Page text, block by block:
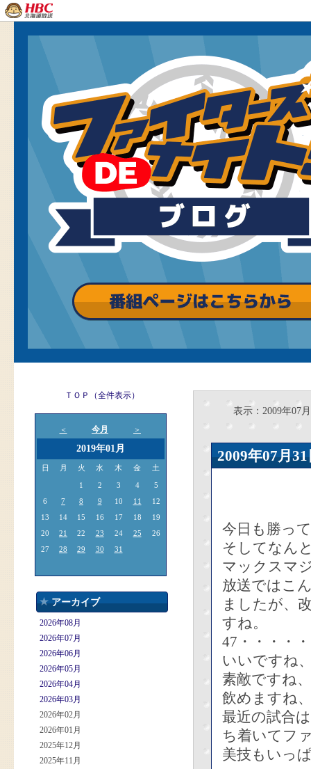
ＴＯＰ（全件表示）
＜ 今月 ＞
2019年01月
日 月 火 水 木 金 土
1 2 3 4
5
6
7 8 9 10 11
12
13
14 15 16 17 18
19
20
21 22 23 24 25
26
27
28 29 30 31
アーカイブ
2026年08月
2026年07月
2026年06月
2026年05月
2026年04月
2026年03月
2026年02月
2026年01月
2025年12月
2025年11月
表示：2009年07月
2009年07
今日も勝っ
そしてなん
マックス
放送ではこ
ましたが、
すね。
47・・・・
いいですね
素敵ですね
飲めますね
最近の試合
ち着いてフ
美技もいっ